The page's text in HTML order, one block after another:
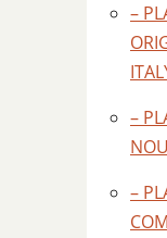
–
–
–